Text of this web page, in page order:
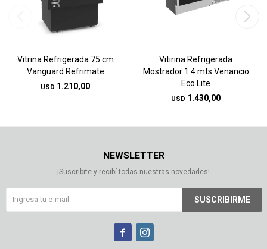
Vitrina Refrigerada 75 cm
Vanguard Refrimate
USD 1.210,00
Vitirina Refrigerada
Mostrador 1.4 mts Venancio
Eco Lite
USD 1.430,00
NEWSLETTER
¡Suscribite y recibí todas nuestras novedades!
SUSCRIBIRME
 